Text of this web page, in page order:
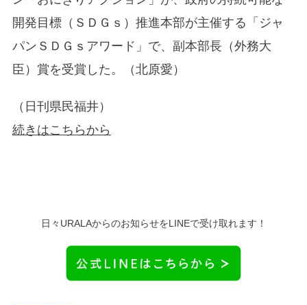
開発目標（ＳＤＧｓ）推進本部が主催する「ジャ
パンＳＤＧｓアワード」で、副本部長（外務大
臣）賞を受賞した。（北原愛）
（日刊県民福井）
続きはこちらから
日々URALAからのお知らせをLINEで受け取れます！